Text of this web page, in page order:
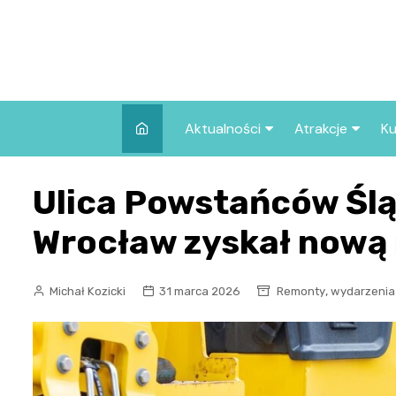
Aktualności
Wszystkie wpisy
Atrakcje
we Wrocławiu
Wrocławiu?
Ulica Powstańców
Wrocław zyskał
Michał Kozicki 31 marca 2026 Remonty, wydarzenia